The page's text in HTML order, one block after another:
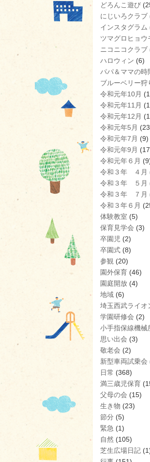
どろんこ遊び
にじいろクラブ
インスタグラム
ツマグロヒョウ
ニコニコクラブ
ハロウィン (6)
パパ＆ママの時
ブルーベリー狩
令和元年10月
令和元年11月
令和元年12月
令和元年5月
令和元年7月 (9)
令和元年9月
令和元年６月
令和３年 ４月
令和３年 ５月
令和３年 ７月
令和３年６月
体験教室 (5)
保育見学会 (3)
卒園児 (2)
卒園式 (8)
参観 (20)
園外保育 (46)
園庭開放 (4)
地域 (6)
埼玉西武ライオ
学園研修会 (2)
小手指保線機械
思い出会 (3)
敬老会 (2)
新型車両試乗会
日常 (368)
満三歳児保育
父母の会 (15)
生き物 (23)
節分 (5)
緊急 (1)
自然 (105)
芝生広場日記